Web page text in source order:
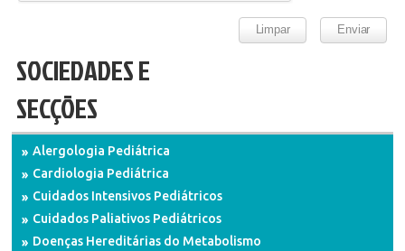
SOCIEDADES E
SECÇÕES
Alergologia Pediátrica
Cardiologia Pediátrica
Cuidados Intensivos Pediátricos
Cuidados Paliativos Pediátricos
Doenças Hereditárias do Metabolismo